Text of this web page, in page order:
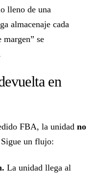
lleno de una
almacenaje cada
margen” se
en
FBA, la unidad no
un flujo:
La unidad llega al